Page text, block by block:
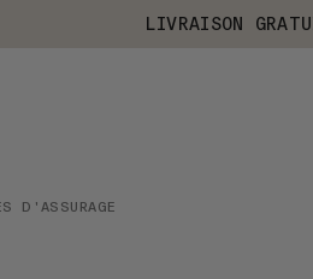
LIVRAISON
D'ASSURAGE